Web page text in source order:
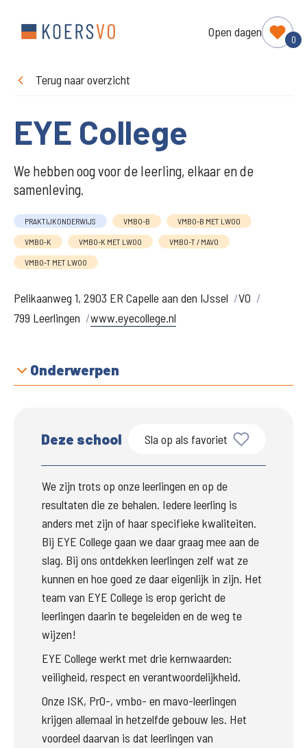
Open dagen
0
Terug naar overzicht
EYE College
We hebben oog voor de leerling, elkaar en de
samenleving.
PRAKTIJKONDERWIJS VMBO-B VMBO-B MET LWOO
VMBO-K VMBO-K MET LWOO VMBO-T / MAVO
VMBO-T MET LWOO
Pelikaanweg 1, 2903 ER Capelle aan den IJssel
VO
799 Leerlingen
www.eyecollege.nl
Onderwerpen
Deze school Sla op als favoriet
We zijn trots op onze leerlingen en op de
resultaten die ze behalen. Iedere leerling is
anders met zijn of haar specifieke kwaliteiten.
Bij EYE College gaan we daar graag mee aan de
slag. Bij ons ontdekken leerlingen zelf wat ze
kunnen en hoe goed ze daar eigenlijk in zijn. Het
team van EYE College is erop gericht de
leerlingen daarin te begeleiden en de weg te
wijzen!
EYE College werkt met drie kernwaarden:
veiligheid, respect en verantwoordelijkheid.
Onze ISK, PrO-, vmbo- en mavo-leerlingen
krijgen allemaal in hetzelfde gebouw les. Het
voordeel daarvan is dat leerlingen van